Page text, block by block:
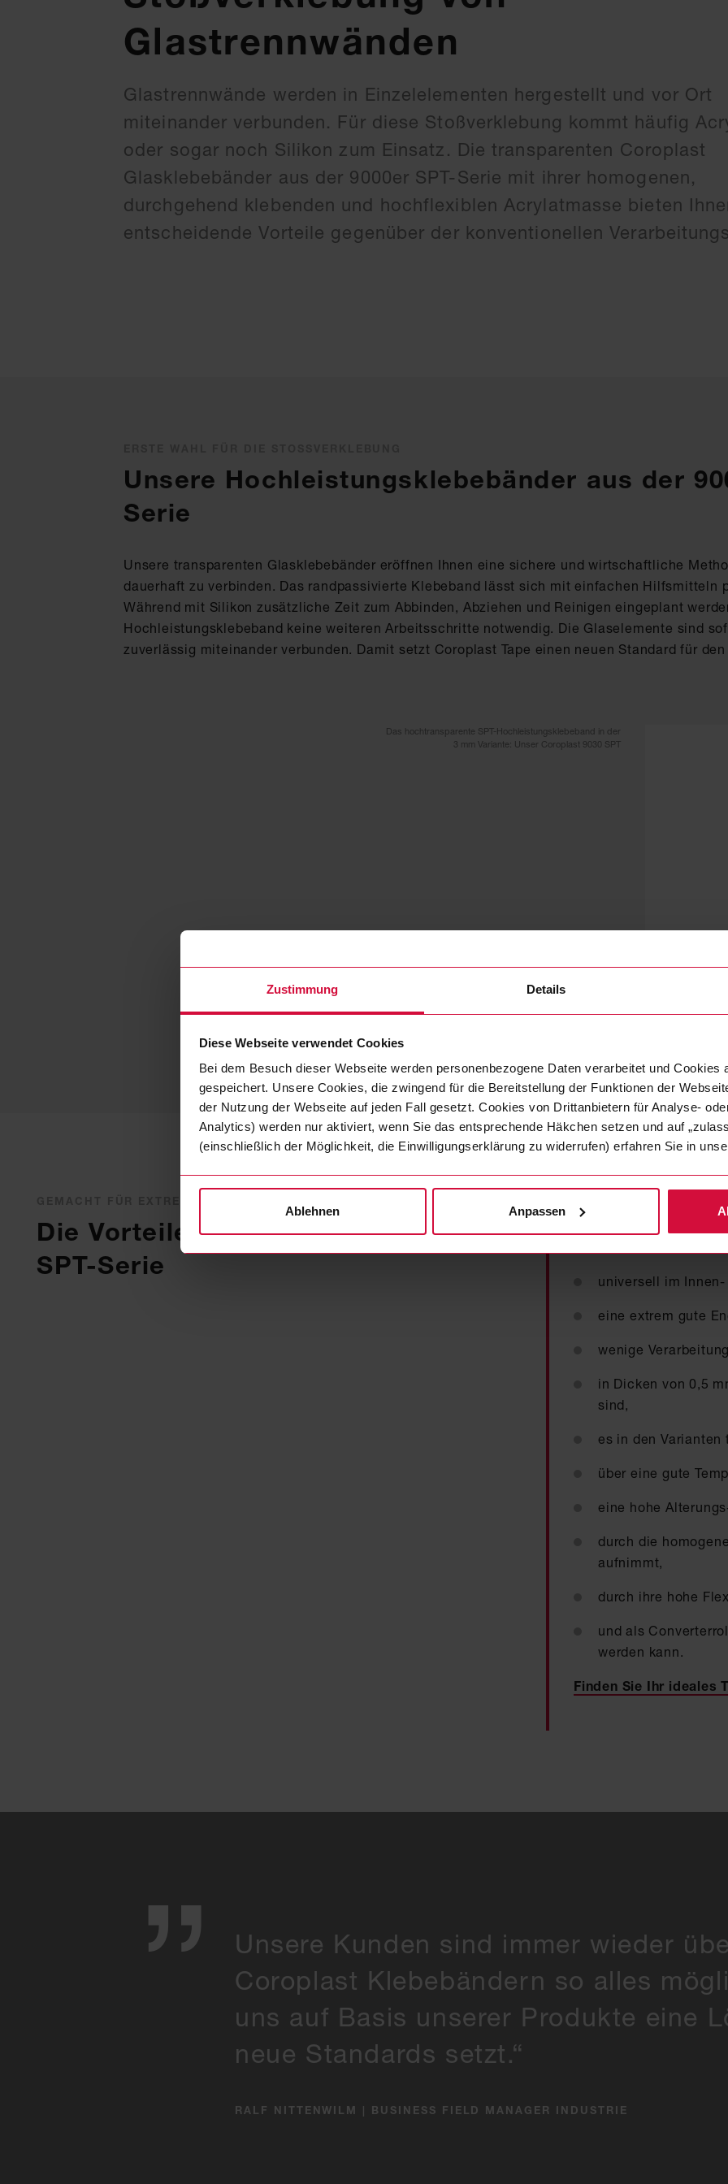
Zustimmung Details
Diese Webseite verwendet Cookies
Bei dem Besuch dieser Webseite werden personenbezogene Daten verarbeitet und Cookies
gespeichert. Unsere Cookies, die zwingend für die Bereitstellung der Funktionen der
der Nutzung der Webseite auf jeden Fall gesetzt. Cookies von Drittanbietern für Analyse-
Analytics) werden nur aktiviert, wenn Sie das entsprechende Häkchen setzen und auf
(einschließlich der Möglichkeit, die Einwilligungserklärung zu widerrufen) erfahren Sie in
Ablehnen Anpassen
Glastrennwänden
Glastrennwände werden in Einzelelementen hergestellt und vor Ort
miteinander verbunden. Für diese Stoßverklebung kommt häufig
oder sogar noch Silikon zum Einsatz. Die transparenten Coroplast
Glasklebebänder aus der 9000er SPT-Serie mit ihrer homogenen,
durchgehend klebenden und hochflexiblen Acrylatmasse bieten
entscheidende Vorteile gegenüber der konventionellen
Unsere Hochleistungsklebebänder aus der
Serie
Unsere transparenten Glasklebebänder eröffnen Ihnen eine sichere und wirtschaftliche
dauerhaft zu verbinden. Das randpassivierte Klebeband lässt sich mit einfachen Hilfsmitteln
Während mit Silikon zusätzliche Zeit zum Abbinden, Abziehen und Reinigen eingeplant
Hochleistungsklebeband keine weiteren Arbeitsschritte notwendig. Die Glaselemente sind
zuverlässig miteinander verbunden. Damit setzt Coroplast Tape einen neuen Standard für den
Das hochtransparente SPT-Hochleistungsklebeband in der
3 mm Variante: Unser Coroplast 9030 SPT
Die Vorteile der Coroplast 9000er
SPT-Serie
Unsere
wenn Sie eine Lösung
universell im
eine extrem gute
wenige
in Dicken von 0,5
sind,
es in den
über eine gute
eine hohe
durch die
aufnimmt,
durch ihre hohe
und als
werden kann.
Finden Sie Ihr ideales
Unsere Kunden sind immer wieder
Coroplast Klebebändern so alles
uns auf Basis unserer Produkte eine
neue Standards setzt.
RALF NITTENWILM | BUSINESS FIELD MANAGER INDUSTRIE